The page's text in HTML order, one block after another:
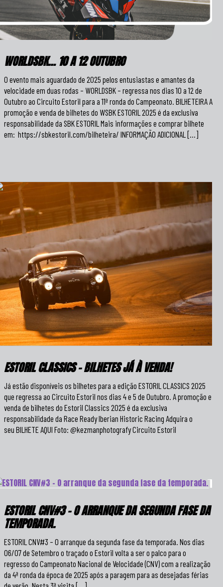
WORLDSBK… 10 A 12 OUTUBRO
O evento mais aguardado de 2025 pelos entusiastas e amantes da
velocidade em duas rodas – WORLDSBK – regressa nos dias 10 a 12 de
Outubro ao Circuito Estoril para a 11ª ronda do Campeonato. BILHETEIRA A
promoção e venda de bilhetes do WSBK ESTORIL 2025 é da exclusiva
responsabilidade da SBK ESTORIL Mais informações e comprar bilhete
em: https://sbkestoril.com/bilheteira/ INFORMAÇÃO ADICIONAL […]
ESTORIL CLASSICS – BILHETES JÁ À VENDA!
Já estão disponíveis os bilhetes para a edição ESTORIL CLASSICS 2025
que regressa ao Circuito Estoril nos dias 4 e 5 de Outubro. A promoção e
venda de bilhetes do Estoril Classics 2025 é da exclusiva
responsabilidade da Race Ready Iberian Historic Racing Adquira o
seu BILHETE AQUI Foto: @kezmanphotografy Circuito Estoril
ESTORIL CNV#3 – O ARRANQUE DA SEGUNDA FASE DA
TEMPORADA.
ESTORIL CNV#3 – O arranque da segunda fase da temporada. Nos dias
06/07 de Setembro o traçado o Estoril volta a ser o palco para o
regresso do Campeonato Nacional de Velocidade (CNV) com a realização
da 4ª ronda da época de 2025 após a paragem para as desejadas férias